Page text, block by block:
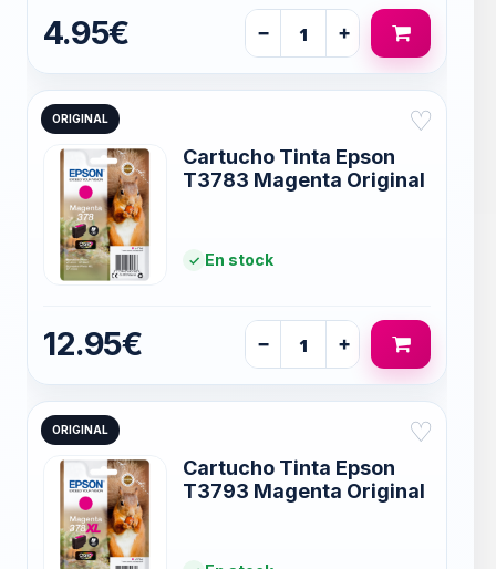
4.95€ − +
ORIGINAL ♡
Cartucho Tinta Epson
T3783 Magenta Original
En stock
12.95€ − +
ORIGINAL ♡
Cartucho Tinta Epson
T3793 Magenta Original